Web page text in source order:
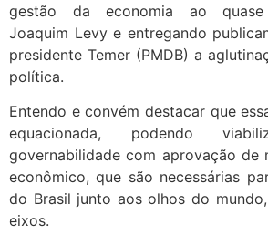
gestão da economia ao quase
Joaquim Levy e entregando
presidente Temer (PMDB) a
política.
Entendo e convém destacar que
equacionada, podendo
governabilidade com aprovação de
econômico, que são necessárias
do Brasil junto aos olhos do
eixos.